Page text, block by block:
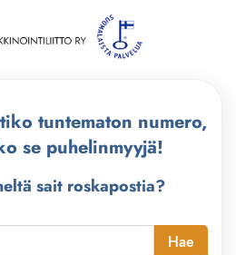
tuntematon numero,
se puhelinmyyjä!
sait roskapostia?
Hae